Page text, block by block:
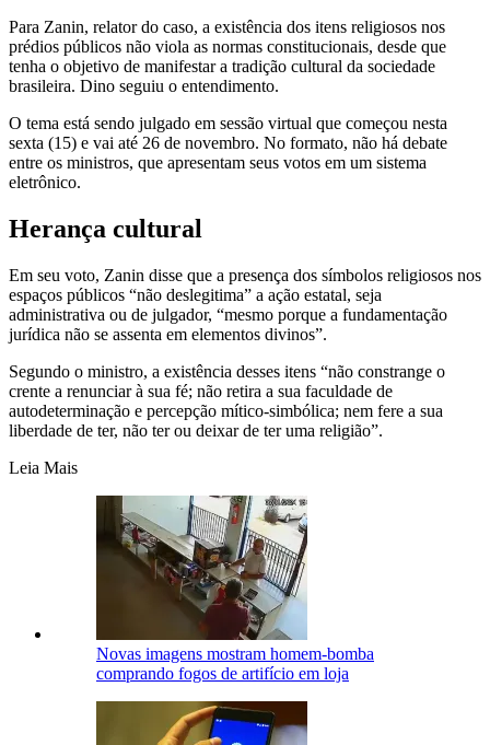
Para Zanin, relator do caso, a existência dos itens religiosos nos
prédios públicos não viola as normas constitucionais, desde que
tenha o objetivo de manifestar a tradição cultural da sociedade
brasileira. Dino seguiu o entendimento.
O tema está sendo julgado em sessão virtual que começou nesta
sexta (15) e vai até 26 de novembro. No formato, não há debate
entre os ministros, que apresentam seus votos em um sistema
eletrônico.
Herança cultural
Em seu voto, Zanin disse que a presença dos símbolos religiosos nos
espaços públicos “não deslegitima” a ação estatal, seja
administrativa ou de julgador, “mesmo porque a fundamentação
jurídica não se assenta em elementos divinos”.
Segundo o ministro, a existência desses itens “não constrange o
crente a renunciar à sua fé; não retira a sua faculdade de
autodeterminação e percepção mítico-simbólica; nem fere a sua
liberdade de ter, não ter ou deixar de ter uma religião”.
Leia Mais
Novas imagens mostram homem-bomba
comprando fogos de artifício em loja